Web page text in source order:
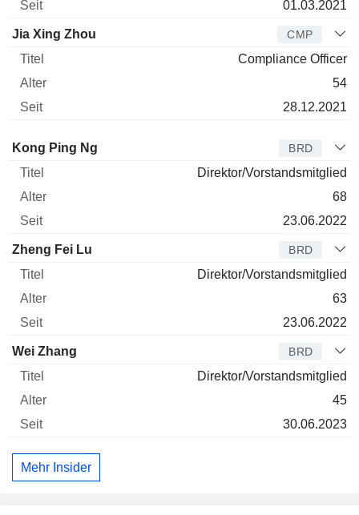
01.03.2021
Jia Xing Zhou CMP
Compliance Officer
54
28.12.2021
Verwaltungsratsmitglied
Kong Ping Ng BRD
Direktor/Vorstandsmitglied
68
23.06.2022
Zheng Fei Lu BRD
Direktor/Vorstandsmitglied
63
23.06.2022
Wei Zhang BRD
Direktor/Vorstandsmitglied
45
30.06.2023
Mehr Insider